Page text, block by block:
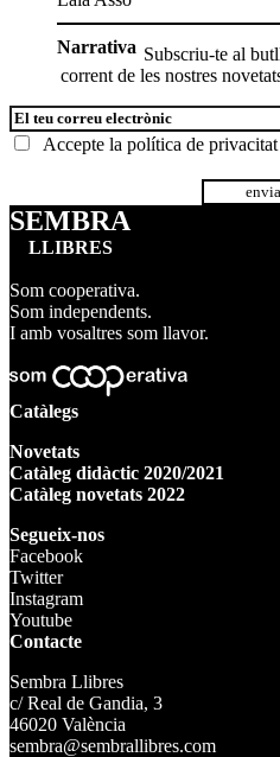
Narrativa Subscriu-te al
corrent de les nostres
Accepte la política de privacitat
SEMBRA
LLIBRES
Som cooperativa.
Som independents.
I amb vosaltres som llavor.
Catàlegs
Novetats
Catàleg didàctic 2020/2021
Catàleg novetats 2022
Segueix-nos
Facebook
Twitter
Instagram
Youtube
Contacte
Sembra Llibres
c/ Real de Gandia, 3
46020 València
sembra@sembrallibres.com